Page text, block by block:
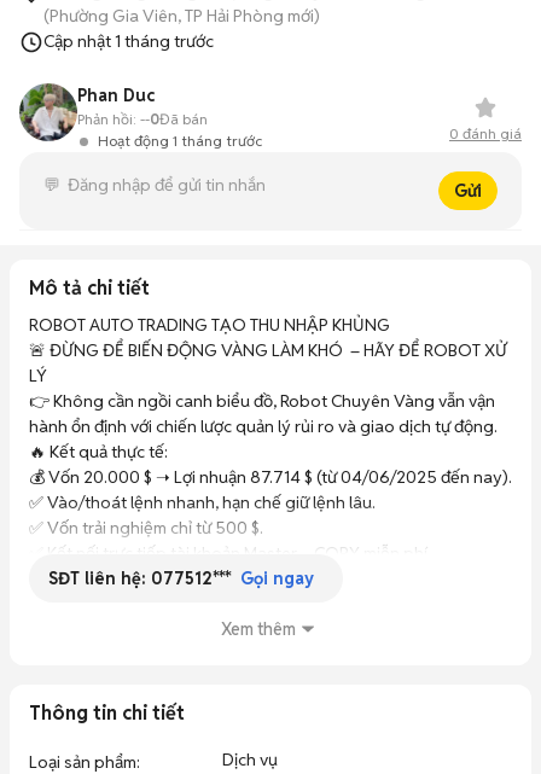
(Phường Gia Viên, TP Hải Phòng mới)
Cập nhật1 tháng trước
Phan Duc
Hoạt động 1 tháng trước
Phản hồi: --0Đã bán
0 đánh giá
Gửi
Mô tả chi tiết
ROBOT AUTO TRADING TẠO THU NHẬP KHỦNG
🚨 ĐỪNG ĐỂ BIẾN ĐỘNG VÀNG LÀM KHÓ  – HÃY ĐỂ ROBOT XỬ
LÝ
👉 Không cần ngồi canh biểu đồ, Robot Chuyên Vàng vẫn vận
hành ổn định với chiến lược quản lý rủi ro và giao dịch tự động.
🔥 Kết quả thực tế:
💰 Vốn 20.000 $ ➝ Lợi nhuận 87.714 $ (từ 04/06/2025 đến nay).
✅ Vào/thoát lệnh nhanh, hạn chế giữ lệnh lâu.
✅ Vốn trải nghiệm chỉ từ 500 $.
✅ Kết nối trực tiếp tài khoản Master – COPY miễn phí.
✅ Passview minh bạch, kiểm chứng lịch sử giao dịch.
SĐT liên hệ: 077512*** Gọi ngay
Xem thêm
Thông tin chi tiết
Loại sản phẩm: Dịch vụ